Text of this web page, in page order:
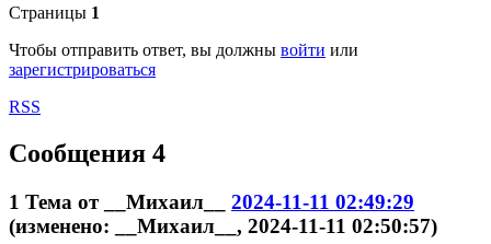
Страницы 1
Чтобы отправить ответ, вы должны войти или
зарегистрироваться
RSS
Сообщения 4
1 Тема от __Михаил__
2024-11-11 02:49:29
(изменено: __Михаил__, 2024-11-11 02:50:57)